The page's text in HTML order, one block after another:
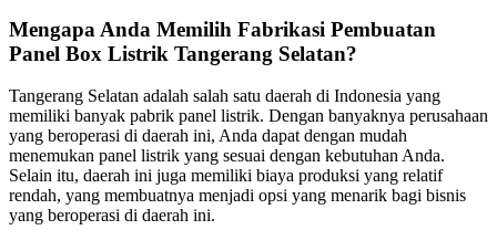
Mengapa Anda Memilih Fabrikasi Pembuatan
Panel Box Listrik Tangerang Selatan?
Tangerang Selatan adalah salah satu daerah di Indonesia yang
memiliki banyak pabrik panel listrik. Dengan banyaknya perusahaan
yang beroperasi di daerah ini, Anda dapat dengan mudah
menemukan panel listrik yang sesuai dengan kebutuhan Anda.
Selain itu, daerah ini juga memiliki biaya produksi yang relatif
rendah, yang membuatnya menjadi opsi yang menarik bagi bisnis
yang beroperasi di daerah ini.